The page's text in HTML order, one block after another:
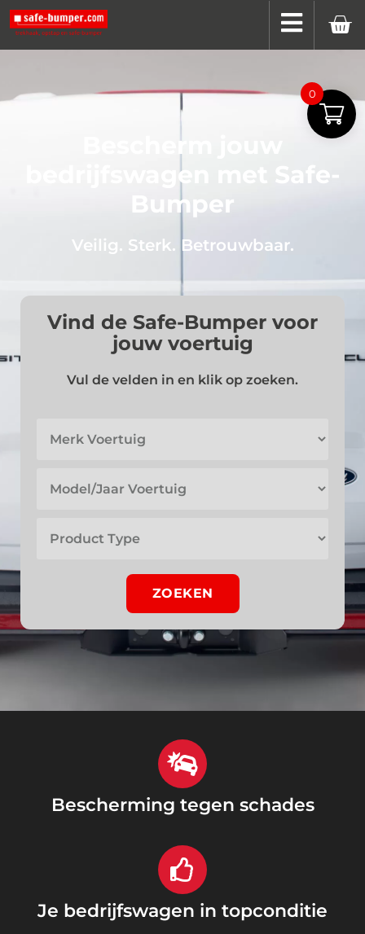
Vind de Safe-Bumper voor
jouw voertuig
Vul de velden in en klik op zoeken.
ZOEKEN
Bescherm jouw
bedrijfswagen met Safe-
Bumper
Veilig. Sterk. Betrouwbaar.
Bescherming tegen schades
Je bedrijfswagen in topconditie
0